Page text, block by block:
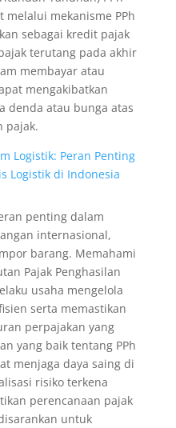
melalui mekanisme PPh
sebagai kredit pajak
terutang pada akhir
membayar atau
mengakibatkan
denda atau bunga atas
pajak.
Logistik: Peran Penting
Logistik di Indonesia
penting dalam
internasional,
barang. Memahami
Pajak Penghasilan
usaha mengelola
serta memastikan
perpajakan yang
yang baik tentang PPh
menjaga daya saing di
risiko terkena
perencanaan pajak
untuk